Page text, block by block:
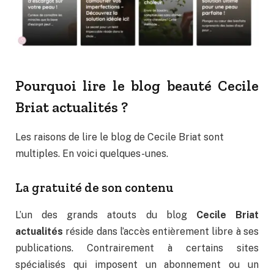
Pourquoi lire le blog beauté Cecile
Briat actualités ?
Les raisons de lire le blog de Cecile Briat sont
multiples. En voici quelques-unes.
La gratuité de son contenu
L’un des grands atouts du blog Cecile Briat
actualités réside dans l’accès entièrement libre à ses
publications. Contrairement à certains sites
spécialisés qui imposent un abonnement ou un